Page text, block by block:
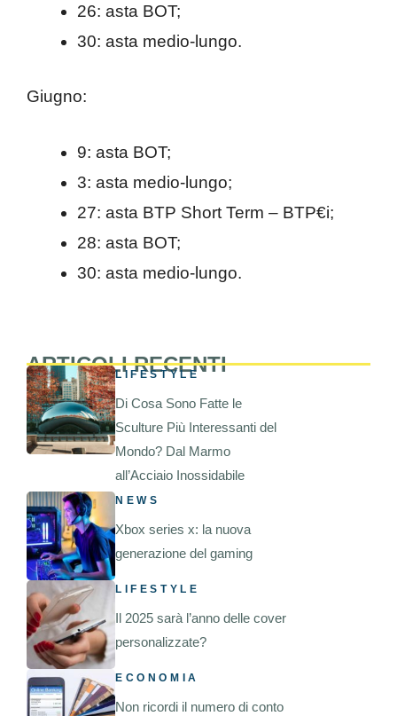
26: asta BOT;
30: asta medio-lungo.
Giugno:
9: asta BOT;
3: asta medio-lungo;
27: asta BTP Short Term – BTP€i;
28: asta BOT;
30: asta medio-lungo.
ARTICOLI RECENTI
LIFESTYLE
Di Cosa Sono Fatte le
Sculture Più Interessanti del
Mondo? Dal Marmo
all’Acciaio Inossidabile
NEWS
Xbox series x: la nuova
generazione del gaming
LIFESTYLE
Il 2025 sarà l’anno delle cover
personalizzate?
ECONOMIA
Non ricordi il numero di conto